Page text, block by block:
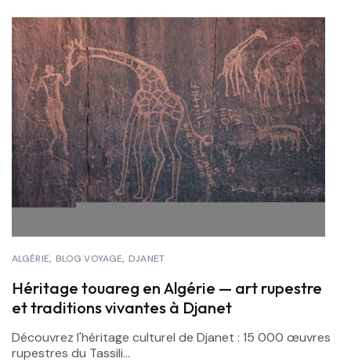
ALGÉRIE BLOG VOYAGE DJANET
Héritage touareg en Algérie — art rupestre
et traditions vivantes à Djanet
Découvrez l'héritage culturel de Djanet : 15 000 œuvres
rupestres du Tassili...